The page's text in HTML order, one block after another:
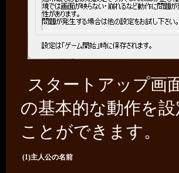
スタートアップ画
の基本的な動作を
ことができます。
(1)主人公の名前